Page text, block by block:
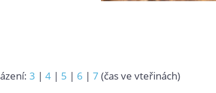
3 | 4 | 5 | 6 | 7 (čas ve vteřinách)